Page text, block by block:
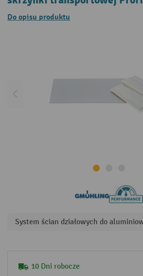
Do opisu produktu
10 Dni robocze